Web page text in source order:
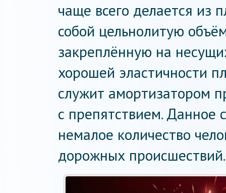
чаще всего делается из
собой цельнолитую
закреплённую на
хорошей эластичности
служит амортизатором
с препятствием. Данное
немалое количество
дорожных происшествий.